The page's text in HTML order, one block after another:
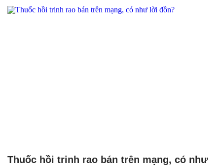
Thuốc hồi trinh rao bán trên mạng, có như